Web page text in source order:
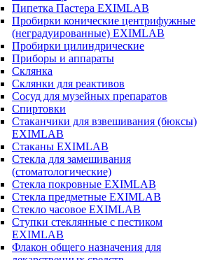
Пипетка Пастера EXIMLAB
Пробирки конические центрифужные
(неградуированные) EXIMLAB
Пробирки цилиндрические
Приборы и аппараты
Склянка
Склянки для реактивов
Сосуд для музейных препаратов
Спиртовки
Стаканчики для взвешивания (бюксы)
EXIMLAB
Стаканы EXIMLAB
Стекла для замешивания
(стоматологические)
Стекла покровные EXIMLAB
Стекла предметные EXIMLAB
Стекло часовое EXIMLAB
Ступки стеклянные с пестиком
EXIMLAB
Флакон общего назначения для